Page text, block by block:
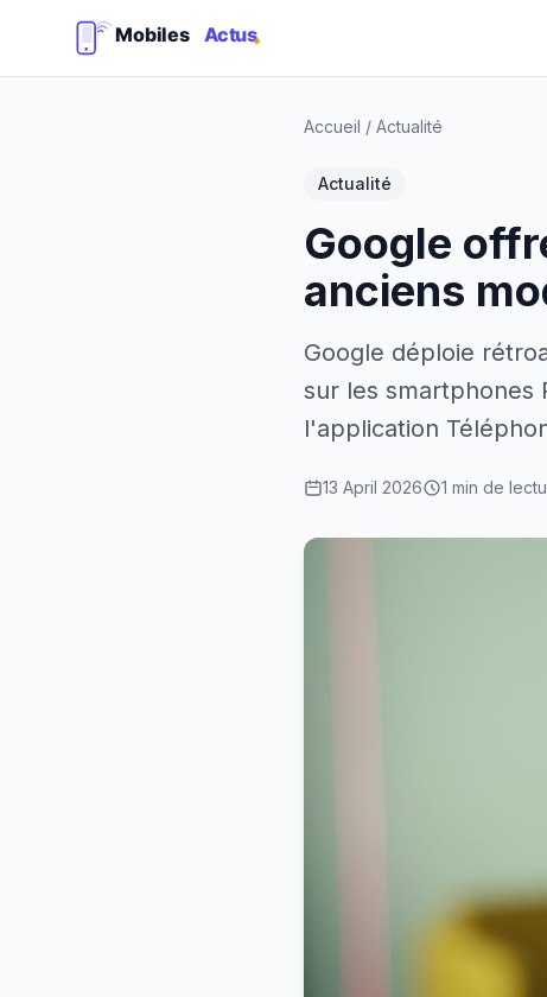
Accueil / Actualité
Actualité
Google
anciens
Google déploie
sur les smartphones
l'application
13 April 2026 1 min de